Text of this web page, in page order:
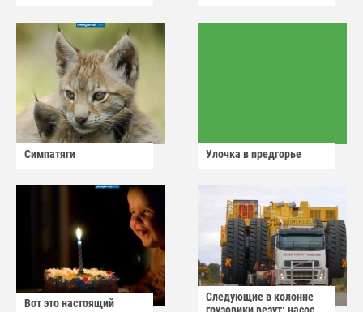
Симпатяги Улочка в предгорье
Вот это настоящий
Следующие в колонне